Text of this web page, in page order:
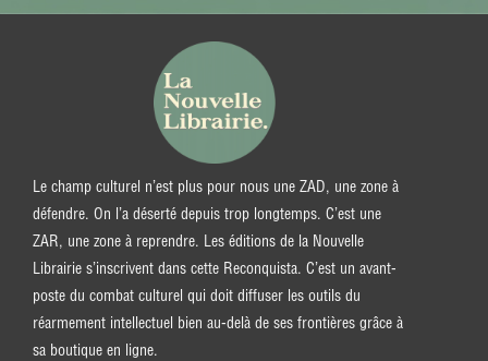
Le champ culturel n’est plus pour nous une ZAD, une zone à
défendre. On l’a déserté depuis trop longtemps. C’est une
ZAR, une zone à reprendre. Les éditions de la Nouvelle
Librairie s’inscrivent dans cette Reconquista. C’est un avant-
poste du combat culturel qui doit diffuser les outils du
réarmement intellectuel bien au-delà de ses frontières grâce à
sa boutique en ligne.